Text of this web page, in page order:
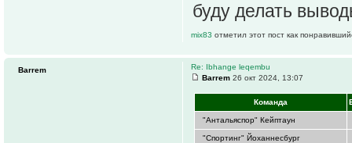
буду делать
mix83 отметил этот пост как
Re: Ibhange leqembu
Barrem 26 окт 2024, 13:07
Команда
"Антальяспор" Кейптаун
"Спортинг" Йоханнесбург
Barrem